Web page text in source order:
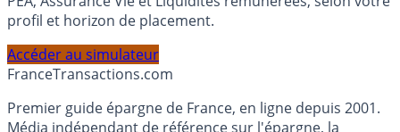
Calculez la répartition théorique de votre capital entre
profil et horizon de placement.
FranceTransactions.com